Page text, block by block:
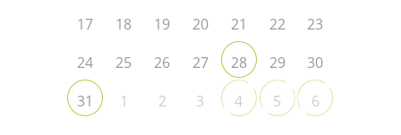
17
18 19 20 21 22
23
24
25 26 27 28 29
30
31
1 2 3 4 5 6